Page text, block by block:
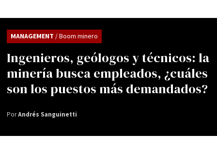
Ingenieros, geólogos y técnicos: la
minería busca empleados, ¿cuáles
son los puestos más demandados?
MANAGEMENT / Boom minero
PorAndrés Sanguinetti